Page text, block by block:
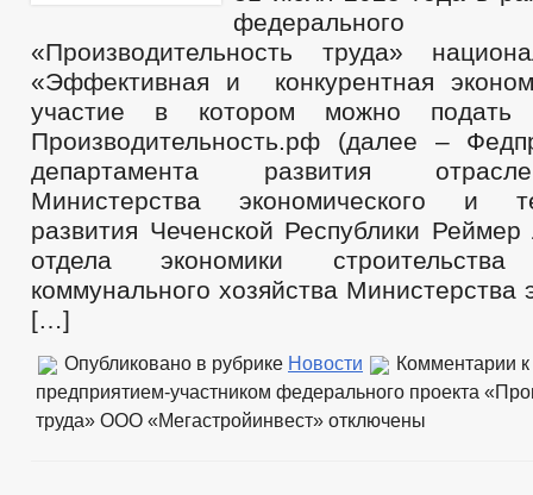
«Производительность труда»
«Эффективная и конкурентная
участие в котором можно подать
Производительность.рф (далее –
департамента развития
Министерства экономического и
развития Чеченской Республики
отдела экономики
коммунального хозяйства Министерства
[…]
Опубликовано в рубрике Новости Комментарии
предприятием-участником федерального проекта
труда» ООО «Мегастройинвест» отключены